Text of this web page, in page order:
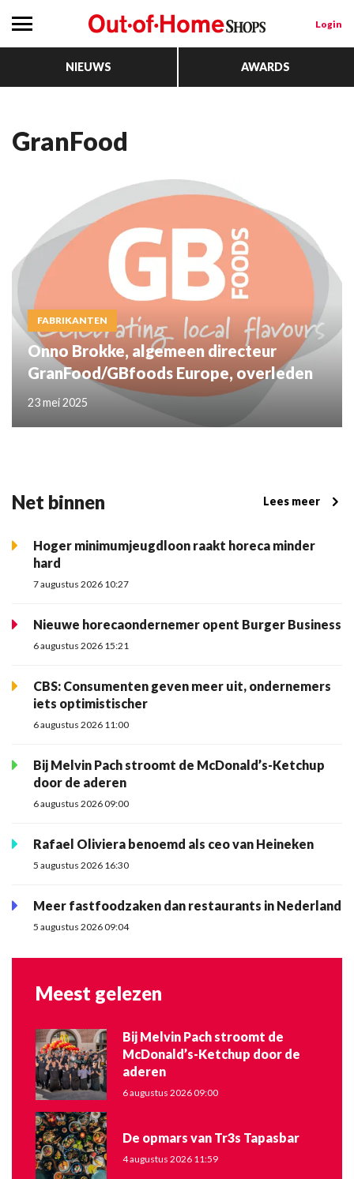
Login
NIEUWS AWARDS
GranFood
FABRIKANTEN
Onno Brokke, algemeen directeur
GranFood/GBfoods Europe, overleden
23 mei 2025
Net binnen Lees meer
Hoger minimumjeugdloon raakt horeca minder
hard
7 augustus 2026 10:27
Nieuwe horecaondernemer opent Burger Business
6 augustus 2026 15:21
CBS: Consumenten geven meer uit, ondernemers
iets optimistischer
6 augustus 2026 11:00
Bij Melvin Pach stroomt de McDonald’s-Ketchup
door de aderen
6 augustus 2026 09:00
Rafael Oliviera benoemd als ceo van Heineken
5 augustus 2026 16:30
Meer fastfoodzaken dan restaurants in Nederland
5 augustus 2026 09:04
Meest gelezen
Bij Melvin Pach stroomt de
McDonald’s-Ketchup door de
aderen
6 augustus 2026 09:00
De opmars van Tr3s Tapasbar
4 augustus 2026 11:59